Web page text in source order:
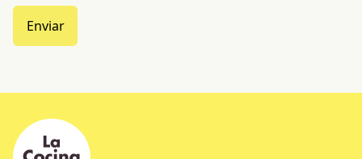
Enviar